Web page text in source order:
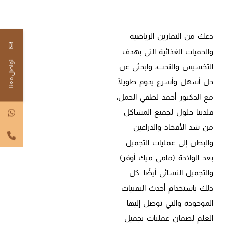
دعك من التمارين الرياضية
والحميات الغذائية التي بهدف
التخسيس والنحت، وابحثي عن
حل أسهل وأسرع يدوم طويلًا
مع الدكتور أحمد لطفي الجمل،
فلدينا حلول لجميع المشاكل
من شد الأفخاذ والذراعين
والبطن إلى عمليات التجميل
بعد الولادة (مامي ميك أوفر)
والتجميل النسائي أيضًا. كل
ذلك باستخدام أحدث التقنيات
الموجودة والتي توصل إليها
العلم لضمان عمليات تجميل
تواصل معنا